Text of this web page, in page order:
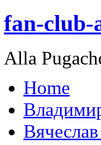
fan-club-
Alla
Home